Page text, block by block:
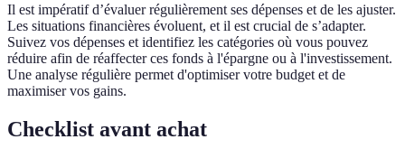
Il est impératif d’évaluer régulièrement ses dépenses et de les ajuster.
Les situations financières évoluent, et il est crucial de s’adapter.
Suivez vos dépenses et identifiez les catégories où vous pouvez
réduire afin de réaffecter ces fonds à l'épargne ou à l'investissement.
Une analyse régulière permet d'optimiser votre budget et de
maximiser vos gains.
Checklist avant achat